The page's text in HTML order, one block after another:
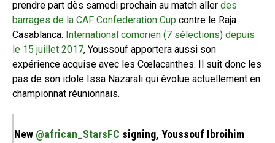
prendre part dès samedi prochain au match aller des
barrages de la CAF Confederation Cup contre le Raja
Casablanca. International comorien (7 sélections) depuis
le 15 juillet 2017, Youssouf apportera aussi son
expérience acquise avec les Cœlacanthes. Il suit donc les
pas de son idole Issa Nazarali qui évolue actuellement en
championnat réunionnais.
New @african_StarsFC signing, Youssouf Ibroihim